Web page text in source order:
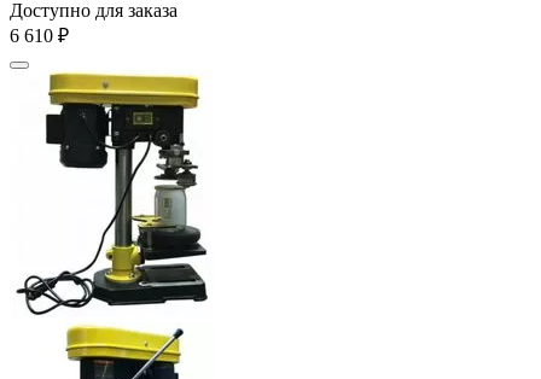
Доступно для заказа
6 610 ₽